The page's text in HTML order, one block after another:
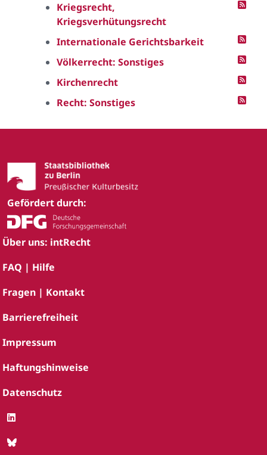
Kriegsrecht,
Kriegsverhütungsrecht
Internationale Gerichtsbarkeit
Völkerrecht: Sonstiges
Kirchenrecht
Recht: Sonstiges
Gefördert durch:
Über uns: intRecht
FAQ | Hilfe
Fragen | Kontakt
Barrierefreiheit
Impressum
Haftungshinweise
Datenschutz